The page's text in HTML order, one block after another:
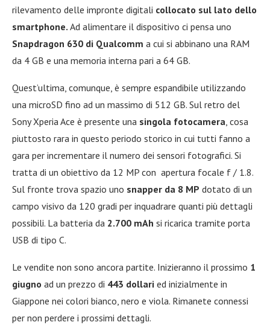
rilevamento delle impronte digitali collocato sul lato dello
smartphone. Ad alimentare il dispositivo ci pensa uno
Snapdragon 630 di Qualcomm a cui si abbinano una RAM
da 4 GB e una memoria interna pari a 64 GB.
Quest’ultima, comunque, è sempre espandibile utilizzando
una microSD fino ad un massimo di 512 GB. Sul retro del
Sony Xperia Ace è presente una singola fotocamera , cosa
piuttosto rara in questo periodo storico in cui tutti fanno a
gara per incrementare il numero dei sensori fotografici. Si
tratta di un obiettivo da 12 MP con apertura focale f / 1.8.
Sul fronte trova spazio uno snapper da 8 MP dotato di un
campo visivo da 120 gradi per inquadrare quanti più dettagli
possibili. La batteria da 2.700 mAh si ricarica tramite porta
USB di tipo C.
Le vendite non sono ancora partite. Inizieranno il prossimo 1
giugno ad un prezzo di 443 dollari ed inizialmente in
Giappone nei colori bianco, nero e viola. Rimanete connessi
per non perdere i prossimi dettagli.